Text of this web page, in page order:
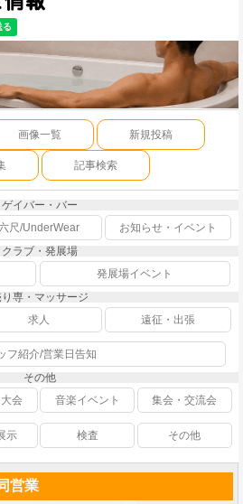
画像一覧 新規投稿
記事検索
ゲイバー・バー
尺/UnderWear
お知らせ・イベント
クラブ・発展場
発展場イベント
専・マッサージ
求人 遠征・出張
フ紹介/営業日告知
その他
会 音楽イベント 集会・交流会
示 検査 その他
営業